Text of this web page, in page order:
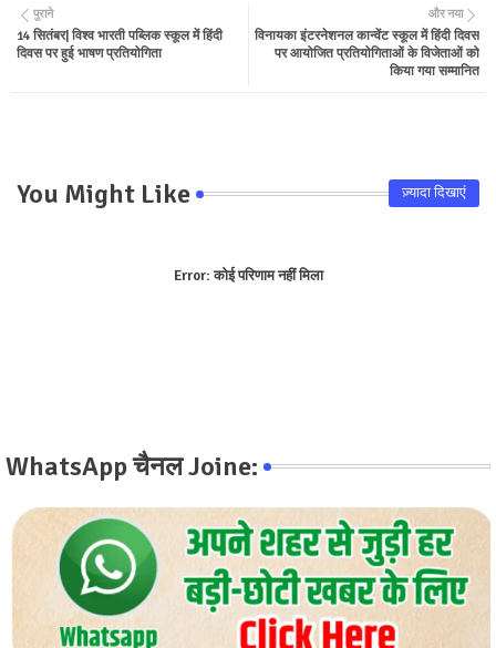
ter tsa
और नया
विनायका इंटरनेशनल कान्वेंट स्कूल में हिंदी दिवस
पर आयोजित प्रतियोगिताओं के विजेताओं को
किया गया सम्मानित
पुराने
14 सितंबर| विश्व भारती पब्लिक स्कूल में हिंदी
दिवस पर हुई भाषण प्रतियोगिता
You Might Like ज़्यादा दिखाएं
Error:कोई परिणाम नहीं मिला
WhatsApp चैनल Joine: